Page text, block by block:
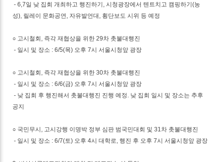
- 6,7일 낮 집회 개최하고 행진하기, 시청광장에서 텐트치고 캠핑하기(농
성), 릴레이 문화공연, 자유발언대, 횡단보도 시위 등 예정
○ 고시철회, 즉각 재협상을 위한 29차 촛불대행진
- 일시 및 장소 : 6/5(목) 오후 7시 서울시청앞 광장
○ 고시철회, 즉각 재협상을 위한 30차 촛불대행진
- 일시 및 장소 : 6/6(금) 오후 7시 서울시청앞 광장
- 낮 집회 후 행진해서 촛불대행진 진행 예정. 낮 집회 일시 및 장소는 추후
공지
○ 국민무시, 고시강행 이명박 정부 심판 범국민대회 및 31차 촛불대행진
- 일시 및 장소 : 6/7(토) 오후 4시 대학로, 행진 후 오후 7시 서울시청앞 광장